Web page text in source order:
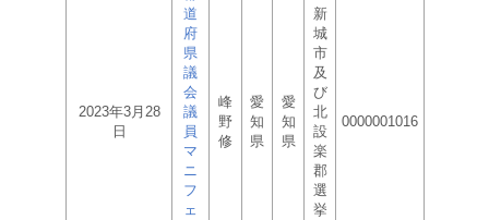
2023年3月28
日
道
府
県
議
会
議
員
マ
ニ
フ
ェ
峰
野
修
愛
知
県
愛
知
県
新
城
市
及
び
北
設
楽
郡
選
挙
0000001016